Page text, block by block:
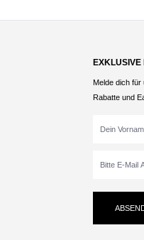
Melde dich
Rabatte und